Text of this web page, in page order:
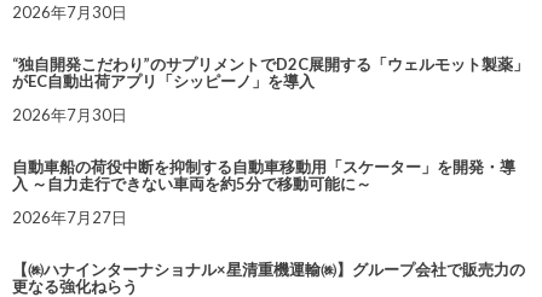
2026年7月30日
“独自開発こだわり”のサプリメントでD2C展開する「ウェルモット製薬」
がEC自動出荷アプリ「シッピーノ」を導入
2026年7月30日
自動車船の荷役中断を抑制する自動車移動用「スケーター」を開発・導
入 ～自力走行できない車両を約5分で移動可能に～
2026年7月27日
【㈱ハナインターナショナル×星清重機運輸㈱】グループ会社で販売力の
更なる強化ねらう